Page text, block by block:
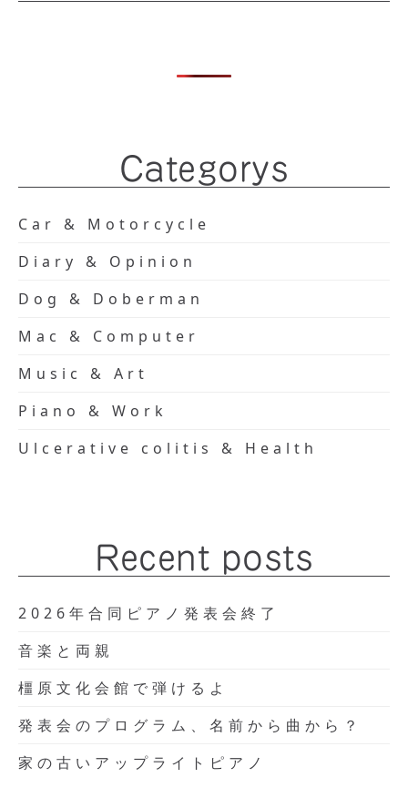
Categorys
Car & Motorcycle
Diary & Opinion
Dog & Doberman
Mac & Computer
Music & Art
Piano & Work
Ulcerative colitis & Health
Recent posts
2026年合同ピアノ発表会終了
音楽と両親
橿原文化会館で弾けるよ
発表会のプログラム、名前から曲から？
家の古いアップライトピアノ